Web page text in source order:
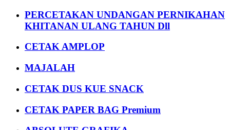
PERCETAKAN UNDANGAN PERNIKAHAN
KHITANAN ULANG TAHUN Dll
CETAK AMPLOP
MAJALAH
CETAK DUS KUE SNACK
CETAK PAPER BAG Premium